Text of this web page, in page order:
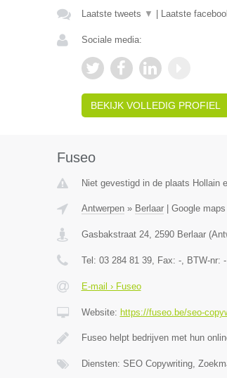
Laatste tweets ▼ Laatste
Sociale media:
BEKIJK VOLLEDIG PROFIEL
Fuseo
Niet gevestigd in de plaats Hollain
Antwerpen» Berlaar| Google maps
Gasbakstraat 24, 2590 Berlaar(
Tel: 03 284 81 39, Fax: -, BTW-nr: -
E-mail › Fuseo
Website: https://fuseo.be/seo-
Fuseo helpt bedrijven met hun
Diensten: SEO Copywriting,